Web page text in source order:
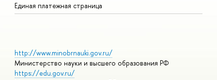
Единая платежная страница
http://www.minobrnauki.gov.ru/
Министерство науки и высшего образования РФ
https://edu.gov.ru/